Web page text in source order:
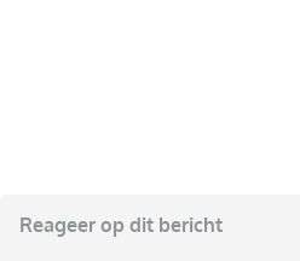
Reageer op dit bericht